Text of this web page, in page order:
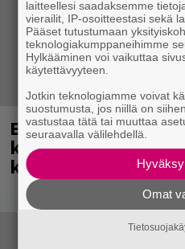
Eppu Normaali
keikkansa – nämä
kuultiin
laitteellesi saadaksemme
vierailit, IP-osoitteestasi sekä
Pääset tutustumaan
teknologiakumppaneihimme
Hylkääminen voi vaikuttaa
käytettävyyteen.
Jotkin teknologiamme voivat
suostumusta, jos niillä on
vastustaa tätä tai muuttaa
seuraavalla välilehdellä.
Omat